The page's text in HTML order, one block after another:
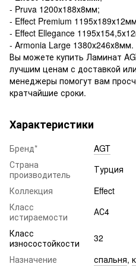
- Pruva 1200х188х8мм;
- Effect Premium
- Effect Ellegance
- Armonia Large 1380х246х8мм.
Вы можете купить Ламинат
лучшим ценам с доставкой
менеджеры помогут вам
кратчайшие сроки.
Характеристики
Бренд*
AGT
Страна
производитель
Турция
Коллекция
Effect
Класс
истираемости
АС4
Класс
износостойкости
32
Назначение
спальня,